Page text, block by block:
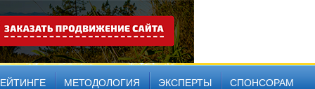
МЕТОДОЛОГИЯ ЭКСПЕРТЫ СПОНСОРАМ